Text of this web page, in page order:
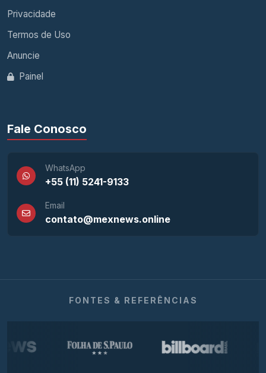
Privacidade
Termos de Uso
Anuncie
Painel
Fale Conosco
WhatsApp
+55 (11) 5241-9133
Email
contato@mexnews.online
FONTES & REFERÊNCIAS